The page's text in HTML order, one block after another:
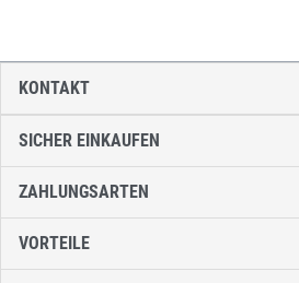
SICHER EINKAUFEN
ZAHLUNGSARTEN
VORTEILE
KONTAKT